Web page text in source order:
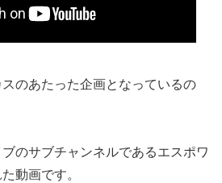
のあたった企画となっているの
のサブチャンネルであるエスポワ
動画です。